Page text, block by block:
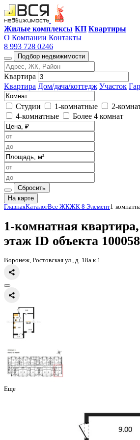
Жилые комплексы КП Квартиры
О Компании Контакты
8 993 728 0246
Подбор недвижимости
Квартира
Квартира Дом/дача/коттедж Участок
Студии 1-комнатные 2-
4-комнатные
Более 4 комнат
Сбросить
На карте
Главная КаталогВсе ЖКЖК 8 Элемент
1-комнатная
этаж
Воронеж, Ростовская ул., д. 18а к.1